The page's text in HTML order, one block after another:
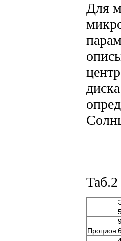
Для
Таб.2
Процион